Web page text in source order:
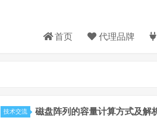
首页 代理品牌
技术交流 磁盘阵列的容量计算方式及解